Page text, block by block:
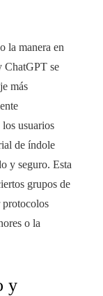
la manera en
ChatGPT se
más
usuarios
de índole
y seguro. Esta
grupos de
protocolos
o la
y